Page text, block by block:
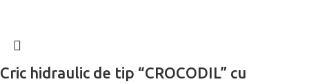
Cric hidraulic de tip “CROCODIL” cu